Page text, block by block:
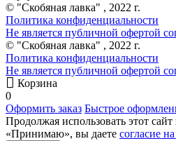
© "Скобяная лавка" , 2022 г.
Политика конфиденциальности
Не является публичной офертой
© "Скобяная лавка" , 2022 г.
Политика конфиденциальности
Не является публичной офертой
Корзина
0
Оформить заказ Быстрое
Продолжая использовать этот
«Принимаю», вы даете согласие